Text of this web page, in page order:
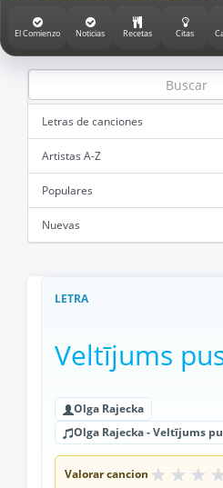
El Comienzo Noticias Recetas Citas
Letras de canciones
Artistas A-Z
Populares
Nuevas
LETRA
Veltījums
Olga Rajecka
Olga Rajecka - Veltījums
Valorar cancion ★ ★ ★